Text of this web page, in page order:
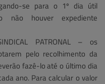
se para o 1º dia útil
não houver expediente
PATRONAL – os
pelo recolhimento da
fazê-lo até o último dia
ano. Para calcular o valor